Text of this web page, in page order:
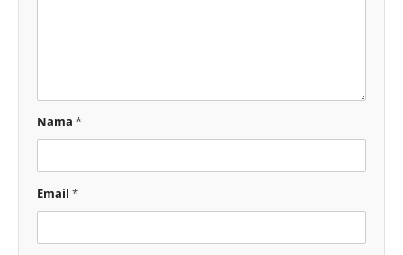
Nama *
Email *